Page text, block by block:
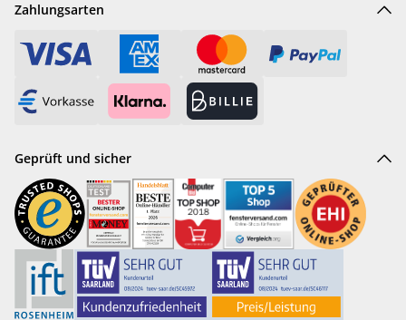
Zahlungsarten
Geprüft und sicher